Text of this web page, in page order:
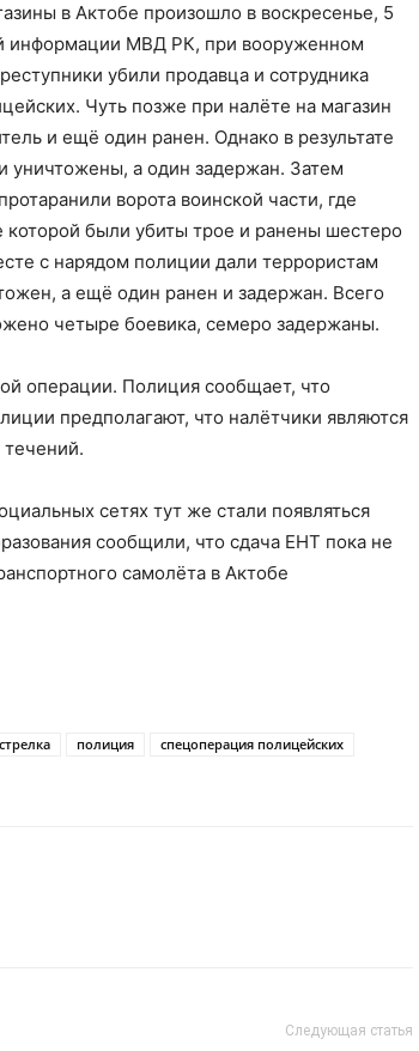
в Актобе произошло в воскресенье, 5
информации МВД РК, при вооруженном
убили продавца и сотрудника
Чуть позже при налёте на магазин
и ещё один ранен. Однако в результате
уничтожены, а один задержан. Затем
ворота воинской части, где
которой были убиты трое и ранены шестеро
с нарядом полиции дали террористам
а ещё один ранен и задержан. Всего
четыре боевика, семеро задержаны.
операции. Полиция сообщает, что
предполагают, что налётчики являются
сетях тут же стали появляться
сообщили, что сдача ЕНТ пока не
самолёта в Актобе
полиция
спецоперация полицейских
Следующая статья